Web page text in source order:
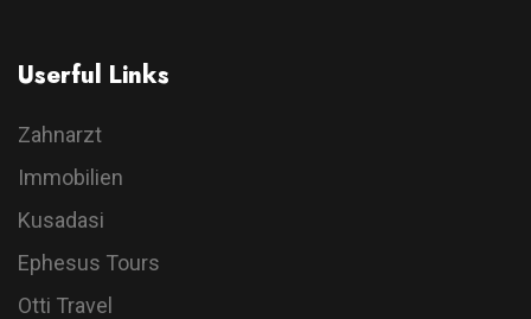
Userful Links
Zahnarzt
Immobilien
Kusadasi
Ephesus Tours
Otti Travel